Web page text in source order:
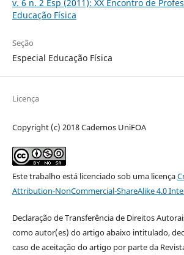
v. 6 n. 2 Esp (2011): XX Encontro de
Educação Física
Seção
Especial Educação Física
Licença
Copyright (c) 2018 Cadernos UniFOA
Este trabalho está licenciado sob uma licença
Attribution-NonCommercial-ShareAlike 4.0
Declaração de Transferência de Direitos
como autor(es) do artigo abaixo intitulado,
caso de aceitação do artigo por parte da